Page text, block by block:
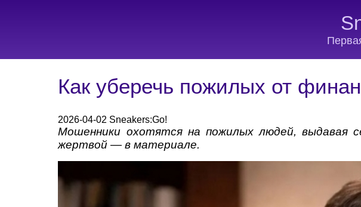
Как уберечь пожилых от
2026-04-02 Sneakers:Go!
Мошенники охотятся на пожилых людей, выдавая
жертвой — в материале.